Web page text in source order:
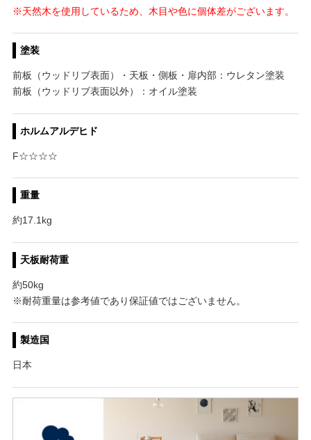
※天然木を使用しているため、木目や色に個体差がございます。
塗装
前板（ウッドリブ表面）・天板・側板・扉内部：ウレタン塗装
前板（ウッドリブ表面以外）：オイル塗装
ホルムアルデヒド
F☆☆☆☆
重量
約17.1kg
天板耐荷重
約50kg
※耐荷重量は参考値であり保証値ではございません。
製造国
日本